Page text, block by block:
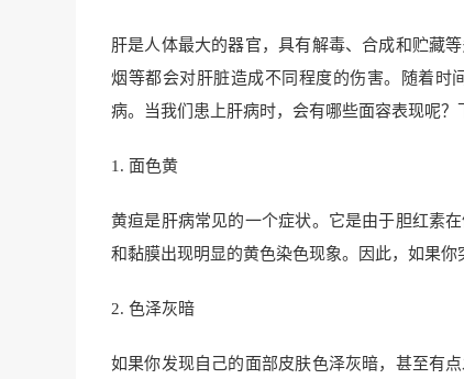
肝是人体最大的器官，具有解毒、合成和贮藏
烟等都会对肝脏造成不同程度的伤害。随着时
病。当我们患上肝病时，会有哪些面容表现呢？
1. 面色黄
黄疸是肝病常见的一个症状。它是由于胆红素
和黏膜出现明显的黄色染色现象。因此，如果
2. 色泽灰暗
如果你发现自己的面部皮肤色泽灰暗，甚至有